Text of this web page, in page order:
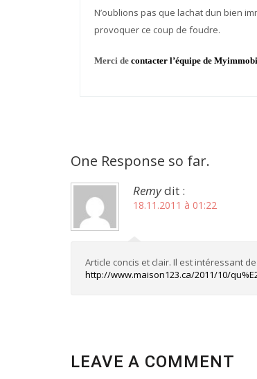
N’oublions pas que lachat dun
provoquer ce coup de foudre.
Merci de contacter l’équipe de
One Response so far.
Remydit :
18.11.2011 à 01:22
Article concis et clair. Il est intéressant
http://www.maison123.ca/2011/10/
LEAVE A COMMENT